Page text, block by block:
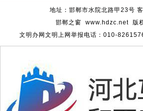
地址：邯郸市水院北路甲23号
邯郸之窗 www.hdzc.net 版
文明办网文明上网举报电话：010-